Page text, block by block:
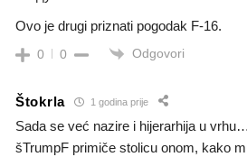
Ovo je drugi priznati pogodak F-16.
0 0 Odgovori
Štokrla 1 godina prije
Sada se već nazire i hijerarhija u vrhu…
šTrumpF primiče stolicu onom, kako